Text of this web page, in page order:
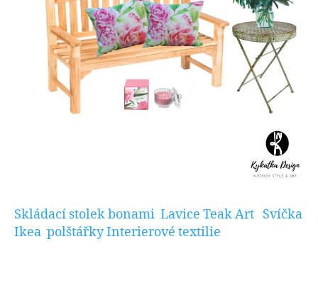
Skládací stolek bonami Lavice Teak Art Svíčka
Ikea polštářky Interierové textilie